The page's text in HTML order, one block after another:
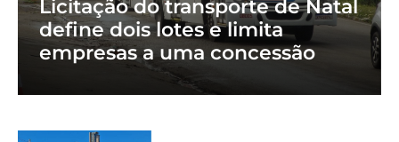
Licitação do transporte de Natal
define dois lotes e limita
empresas a uma concessão